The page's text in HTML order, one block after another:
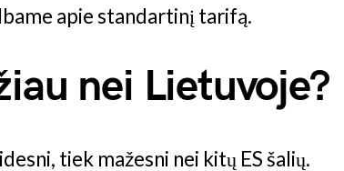
apie standartinį tarifą.
nei Lietuvoje?
tiek mažesni nei kitų ES šalių.